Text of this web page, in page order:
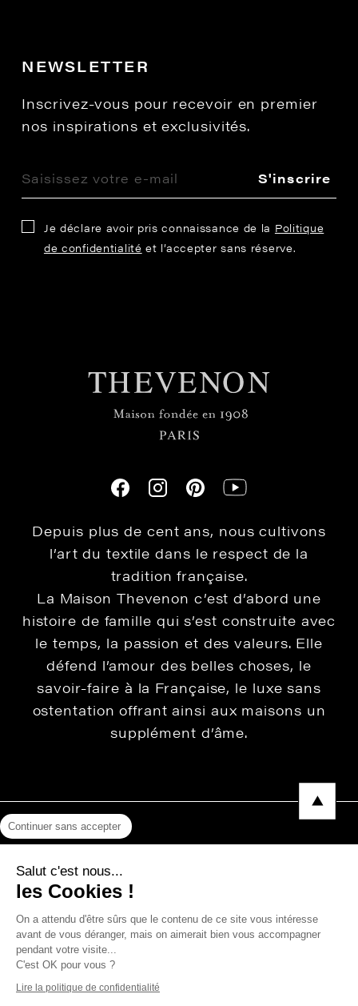
NEWSLETTER
Inscrivez-vous pour recevoir en premier
nos inspirations et exclusivités.
S'inscrire
Je déclare avoir pris connaissance de la Politique
de confidentialité et l’accepter sans réserve.
Depuis plus de cent ans, nous cultivons
l’art du textile dans le respect de la
tradition française.
La Maison Thevenon c’est d’abord une
histoire de famille qui s’est construite avec
le temps, la passion et des valeurs. Elle
défend l’amour des belles choses, le
savoir-faire à la Française, le luxe sans
ostentation offrant ainsi aux maisons un
supplément d’âme.
Protection des données
Photos, Vidéos & Catalogues
Continuer sans accepter
Salut c'est nous...
les Cookies !
On a attendu d'être sûrs que le contenu de ce site vous intéresse
avant de vous déranger, mais on aimerait bien vous accompagner
pendant votre visite...
C'est OK pour vous ?
Lire la politique de confidentialité